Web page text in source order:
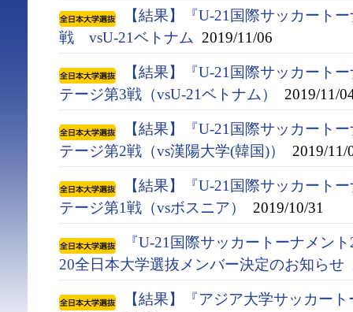
【結果】『U-21国際サッカート
戦 vsU-21ベトナム 2019/11/06
【結果】『U-21国際サッカート
テージ第3戦（vsU-21ベトナム）
2019/11/
【結果】『U-21国際サッカート
テージ第2戦（vs漢陽大学(韓国)）
2019/11/
【結果】『U-21国際サッカート
テージ第1戦（vsボスニア）
2019/10/31
『U-21国際サッカートーナメン
20全日本大学選抜メンバー決定のお知らせ
【結果】『アジア大学サッカー